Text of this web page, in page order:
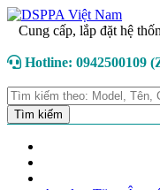
Cung cấp, lắp đặt hệ
Hotline: 0942500109